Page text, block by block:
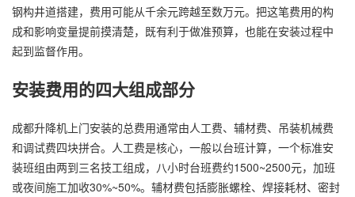
钢构井道搭建，费用可能从千余元跨越至数万元。把这笔费用的构
成和影响变量提前摸清楚，既有利于做准预算，也能在安装过程中
起到监督作用。
安装费用的四大组成部分
成都升降机上门安装的总费用通常由人工费、辅材费、吊装机械费
和调试费四块拼合。人工费是核心，一般以台班计算，一个标准安
装班组由两到三名技工组成，八小时台班费约1500~2500元，加班
或夜间施工加收30%~50%。辅材费包括膨胀螺栓、焊接耗材、密封